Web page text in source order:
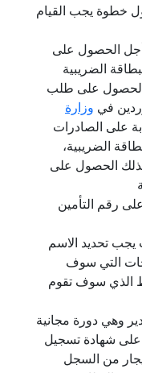
خطوة يجب القيام
الحصول على
الضريبية
الحصول على طلب
في وزارة
على الصادرات
الضريبية،
الحصول على
رقم التأمين
تحديد الاسم
التي سوف
الذي سوف تقوم
وهي دورة مجانية
على شهادة تسجيل
من السجل